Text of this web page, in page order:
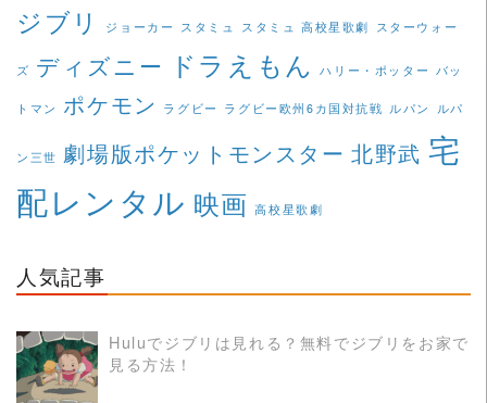
ジブリ ジョーカー スタミュ スタミュ 高校星歌劇 スターウォー
ズ ディズニー ドラえもん ハリー・ポッター バッ
トマン ポケモン ラグビー ラグビー欧州6カ国対抗戦 ルパン ルパ
ン三世 劇場版ポケットモンスター 北野武 宅
配レンタル 映画 高校星歌劇
人気記事
READ MORE
Huluでジブリは見れる？無料でジブリをお家で
見る方法！